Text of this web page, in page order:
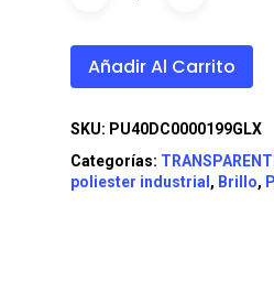
Añadir Al Carrito
SKU: PU40DC0000199GLX
Categorías:
poliester industrial , Brillo,